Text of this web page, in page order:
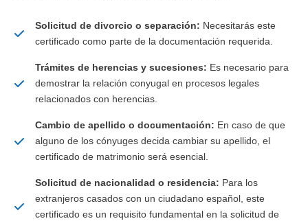
Solicitud de divorcio o separación: Necesitarás este
certificado como parte de la documentación requerida.
Trámites de herencias y sucesiones: Es necesario para
demostrar la relación conyugal en procesos legales
relacionados con herencias.
Cambio de apellido o documentación: En caso de que
alguno de los cónyuges decida cambiar su apellido, el
certificado de matrimonio será esencial.
Solicitud de nacionalidad o residencia: Para los
extranjeros casados con un ciudadano español, este
certificado es un requisito fundamental en la solicitud de